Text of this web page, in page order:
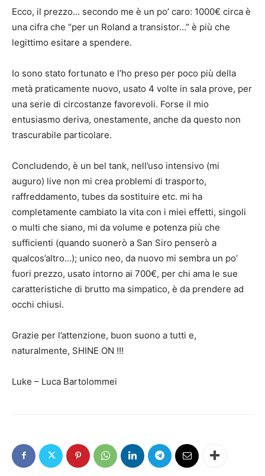
Ecco, il prezzo… secondo me è un po’ caro: 1000€ circa è
una cifra che “per un Roland a transistor…” è più che
legittimo esitare a spendere.
Io sono stato fortunato e l’ho preso per poco più della
metà praticamente nuovo, usato 4 volte in sala prove, per
una serie di circostanze favorevoli. Forse il mio
entusiasmo deriva, onestamente, anche da questo non
trascurabile particolare.
Concludendo, è un bel tank, nell’uso intensivo (mi
auguro) live non mi crea problemi di trasporto,
raffreddamento, tubes da sostituire etc. mi ha
completamente cambiato la vita con i miei effetti, singoli
o multi che siano, mi da volume e potenza più che
sufficienti (quando suonerò a San Siro penserò a
qualcos’altro…); unico neo, da nuovo mi sembra un po’
fuori prezzo, usato intorno ai 700€, per chi ama le sue
caratteristiche di brutto ma simpatico, è da prendere ad
occhi chiusi.
Grazie per l’attenzione, buon suono a tutti e,
naturalmente, SHINE ON !!!
Luke – Luca Bartolommei